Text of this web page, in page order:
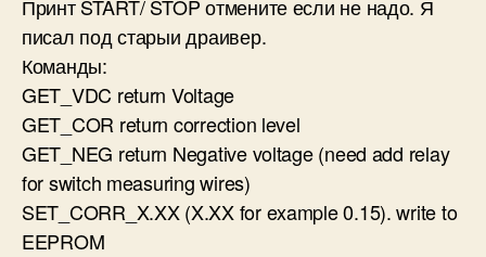
Принт START/ STOP отмените если не надо. Я
писал под старыи драивер.
Команды:
GET_VDC return Voltage
GET_COR return correction level
GET_NEG return Negative voltage (need add relay
for switch measuring wires)
SET_CORR_X.XX (X.XX for example 0.15). write to
EEPROM